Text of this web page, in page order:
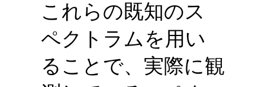
これらの既知のス
ペクトラムを用い
ることで、実際に観